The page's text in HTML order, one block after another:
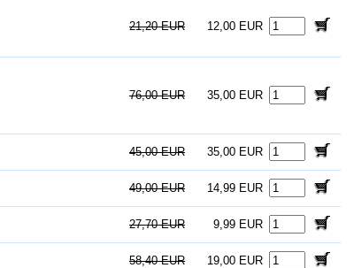
21,20 EUR 12,00 EUR
76,00 EUR 35,00 EUR
45,00 EUR 35,00 EUR
49,00 EUR 14,99 EUR
27,70 EUR 9,99 EUR
58,40 EUR 19,00 EUR